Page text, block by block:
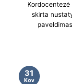
skirta
31
Kov